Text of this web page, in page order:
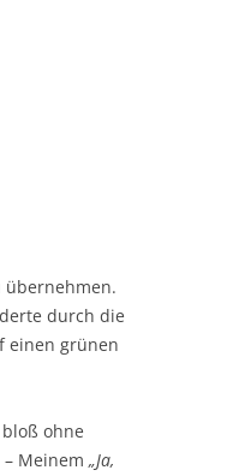
übernehmen.
durch die
einen grünen
ohne
Meinem „Ja,